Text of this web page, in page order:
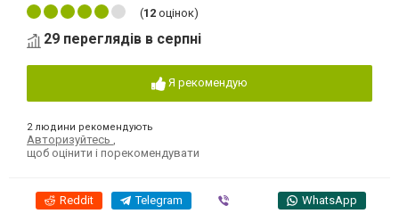
(12 оцінок)
29 переглядів в серпні
Я рекомендую
2 людини рекомендують
Авторизуйтесь ,
щоб оцінити і порекомендувати
Reddit Telegram WhatsApp